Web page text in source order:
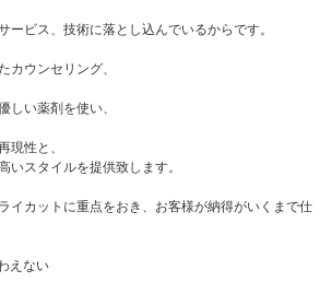
ービス、技術に落とし込んでいるからです。
カウンセリング、
しい薬剤を使い、
現性と、
いスタイルを提供致します。
イカットに重点をおき、お客様が納得がいくまで仕
えない